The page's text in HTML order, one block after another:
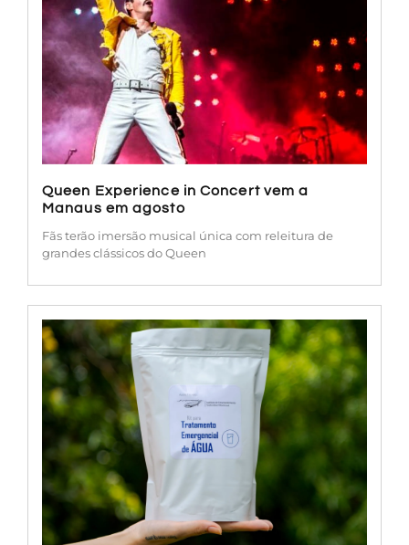
Queen Experience in Concert vem a
Manaus em agosto
Fãs terão imersão musical única com releitura de
grandes clássicos do Queen